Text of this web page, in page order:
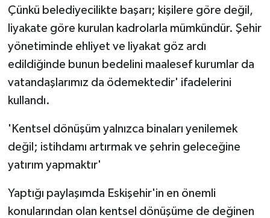
Çünkü belediyecilikte başarı; kişilere göre değil,
liyakate göre kurulan kadrolarla mümkündür. Şehir
yönetiminde ehliyet ve liyakat göz ardı
edildiğinde bunun bedelini maalesef kurumlar da
vatandaşlarımız da ödemektedir' ifadelerini
kullandı.
'Kentsel dönüşüm yalnızca binaları yenilemek
değil; istihdamı artırmak ve şehrin geleceğine
yatırım yapmaktır'
Yaptığı paylaşımda Eskişehir'in en önemli
konularından olan kentsel dönüşüme de değinen